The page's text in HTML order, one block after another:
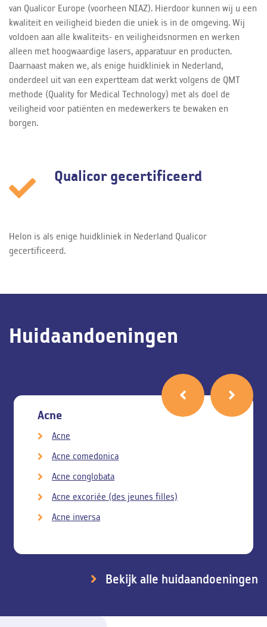
van Qualicor Europe (voorheen NIAZ). Hierdoor kunnen wij u een
kwaliteit en veiligheid bieden die uniek is in de omgeving. Wij
voldoen aan alle kwaliteits- en veiligheidsnormen en werken
alleen met hoogwaardige lasers, apparatuur en producten.
Daarnaast maken we, als enige huidkliniek in Nederland,
onderdeel uit van een expertteam dat werkt volgens de QMT
methode (Quality for Medical Technology) met als doel de
veiligheid voor patiënten en medewerkers te bewaken en
borgen.
Qualicor gecertificeerd
Helon is als enige huidkliniek in Nederland Qualicor
gecertificeerd.
Huidaandoeningen
Acne
Acne
Acne comedonica
Acne conglobata
Acne excoriée (des jeunes filles)
Acne inversa
Bekijk alle huidaandoeningen